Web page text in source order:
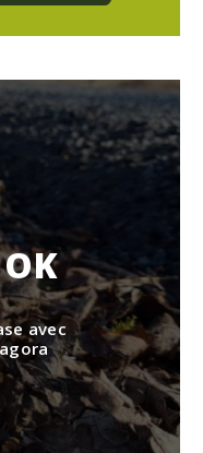
avec